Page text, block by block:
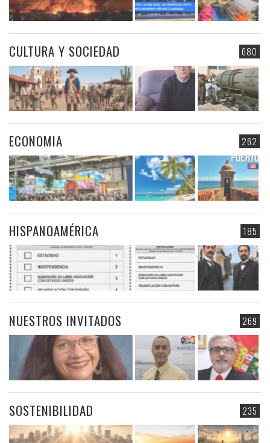
680
CULTURA Y SOCIEDAD
262
ECONOMIA
185
HISPANOAMÉRICA
269
NUESTROS INVITADOS
235
SOSTENIBILIDAD